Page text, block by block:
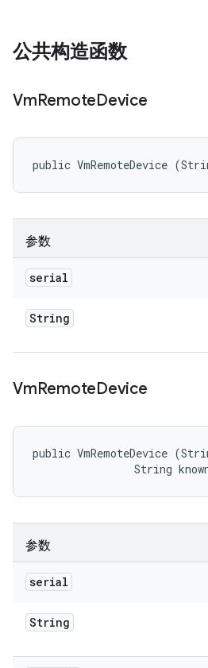
公共构造函数
VmRemoteDevice
public VmRemoteDevice
参数
serial
String
VmRemoteDevice
public VmRemoteDevice
String
参数
serial
String